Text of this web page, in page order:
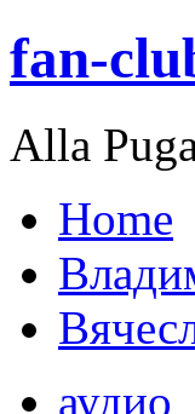
fan-
Alla
Home
аудио